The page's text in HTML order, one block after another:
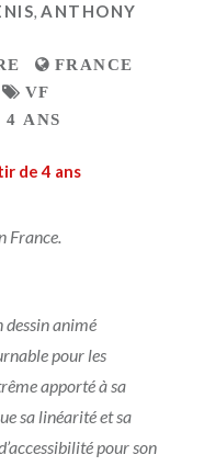
,ANTHONY
FRANCE
VF
4 ANS
de 4 ans
France.
dessin animé
pour les
apporté à sa
sa linéarité et sa
pour son